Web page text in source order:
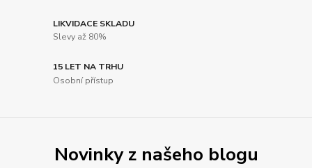
LIKVIDACE SKLADU
Slevy až 80%
15 LET NA TRHU
Osobní přístup
Novinky z našeho blogu